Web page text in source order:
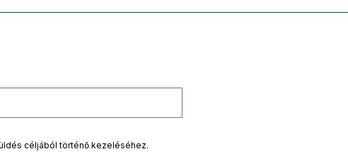
céljából történő kezeléséhez.